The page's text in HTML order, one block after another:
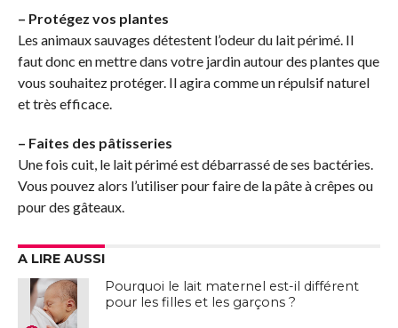
– Protégez vos plantes
Les animaux sauvages détestent l’odeur du lait périmé. Il
faut donc en mettre dans votre jardin autour des plantes que
vous souhaitez protéger. Il agira comme un répulsif naturel
et très efficace.
– Faites des pâtisseries
Une fois cuit, le lait périmé est débarrassé de ses bactéries.
Vous pouvez alors l’utiliser pour faire de la pâte à crêpes ou
pour des gâteaux.
A LIRE AUSSI
Pourquoi le lait maternel est-il différent
pour les filles et les garçons ?